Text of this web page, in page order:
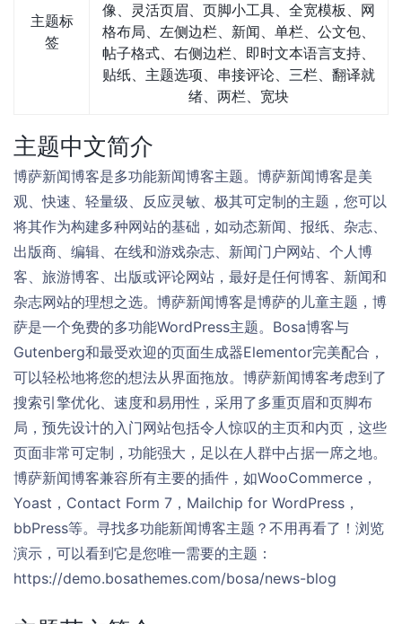
主题标
签
像、灵活页眉、页脚小工具、全宽模板、网
格布局、左侧边栏、新闻、单栏、公文包、
帖子格式、右侧边栏、即时文本语言支持、
贴纸、主题选项、串接评论、三栏、翻译就
绪、两栏、宽块
主题中文简介
博萨新闻博客是多功能新闻博客主题。博萨新闻博客是美
观、快速、轻量级、反应灵敏、极其可定制的主题，您可以
将其作为构建多种网站的基础，如动态新闻、报纸、杂志、
出版商、编辑、在线和游戏杂志、新闻门户网站、个人博
客、旅游博客、出版或评论网站，最好是任何博客、新闻和
杂志网站的理想之选。博萨新闻博客是博萨的儿童主题，博
萨是一个免费的多功能WordPress主题。Bosa博客与
Gutenberg和最受欢迎的页面生成器Elementor完美配合，
可以轻松地将您的想法从界面拖放。博萨新闻博客考虑到了
搜索引擎优化、速度和易用性，采用了多重页眉和页脚布
局，预先设计的入门网站包括令人惊叹的主页和内页，这些
页面非常可定制，功能强大，足以在人群中占据一席之地。
博萨新闻博客兼容所有主要的插件，如WooCommerce，
Yoast，Contact Form 7，Mailchip for WordPress，
bbPress等。寻找多功能新闻博客主题？不用再看了！浏览
演示，可以看到它是您唯一需要的主题：
https://demo.bosathemes.com/bosa/news-blog